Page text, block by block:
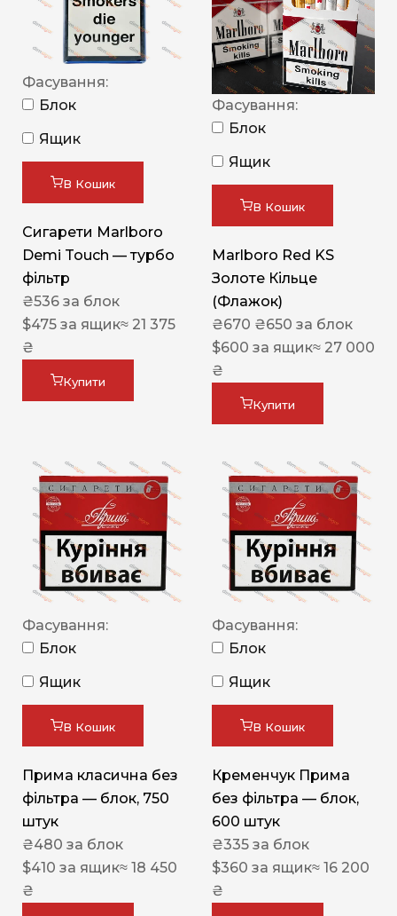
Фасування:
Блок
Ящик
В Кошик
Сигарети Marlboro
Demi Touch — турбо
фільтр
₴536 за блок
$475 за ящик≈ 21 375
₴
Купити
Фасування:
Блок
Ящик
В Кошик
Marlboro Red KS
Золоте Кільце
(Флажок)
₴670 ₴650 за блок
$600 за ящик≈ 27 000
₴
Купити
Фасування:
Блок
Ящик
В Кошик
Прима класична без
фільтра — блок, 750
штук
₴480 за блок
$410 за ящик≈ 18 450
₴
Фасування:
Блок
Ящик
В Кошик
Кременчук Прима
без фільтра — блок,
600 штук
₴335 за блок
$360 за ящик≈ 16 200
₴